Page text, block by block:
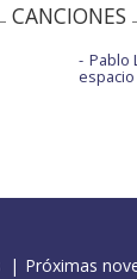
CANCIONES
Pablo
espacio
Próximas